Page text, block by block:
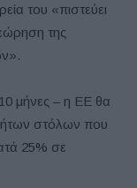
του «πιστεύει
της
μήνες – η ΕΕ θα
στόλων που
25% σε